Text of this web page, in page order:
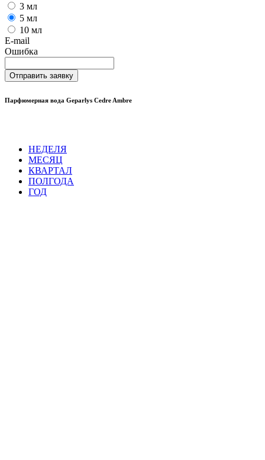
3 мл
5 мл
10 мл
E-mail
Ошибка
Отправить заявку
Парфюмерная вода Geparlys Cedre Ambre
НЕДЕЛЯ
МЕСЯЦ
КВАРТАЛ
ПОЛГОДА
ГОД